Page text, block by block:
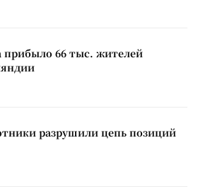
прибыло 66 тыс. жителей
разрушили цепь позиций